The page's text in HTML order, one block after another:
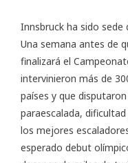
Innsbruck ha sido
Una semana antes de
finalizará el
intervinieron más de
países y que
paraescalada,
los mejores
esperado debut